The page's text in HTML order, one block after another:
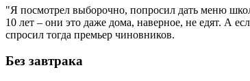
"Я посмотрел выборочно, попросил дать меню
10 лет – они это даже дома, наверное, не едят. А
спросил тогда премьер чиновников.
Без завтрака